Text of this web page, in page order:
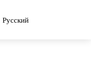
Русский